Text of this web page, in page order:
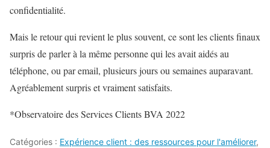
confidentialité.
Mais le retour qui revient le plus souvent, ce sont les clients finaux
surpris de parler à la même personne qui les avait aidés au
téléphone, ou par email, plusieurs jours ou semaines auparavant.
Agréablement surpris et vraiment satisfaits.
*Observatoire des Services Clients BVA 2022
Catégories : Expérience client : des ressources pour l'améliorer,